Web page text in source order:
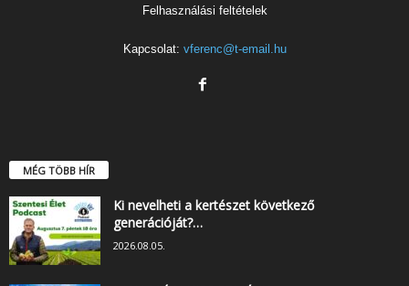
Felhasználási feltételek
Kapcsolat: vferenc@t-email.hu
MÉG TÖBB HÍR
Ki nevelheti a kertészet következő
generációját?…
2026.08.05.